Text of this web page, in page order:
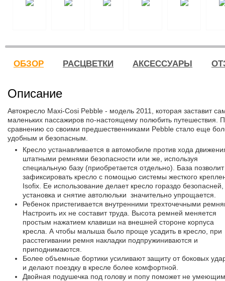
ОБЗОР РАСЦВЕТКИ АКСЕССУАРЫ
Описание
Автокресло Maxi-Cosi Pebble - модель 2011, которая заставит
маленьких пассажиров по-настоящему полюбить путешествия.
сравнению со своими предшественниками Pebble стало еще
удобным и безопасным.
Кресло устанавливается в автомобиле против хода
штатными ремнями безопасности или же, используя
специальную базу (приобретается отдельно). База позволит
зафиксировать кресло с помощью системы жесткого
Isofix. Ее использование делает кресло гораздо
установка и снятие автолюльки значительно упрощается.
Ребенок пристегивается внутренними трехточечными
Настроить их не составит труда. Высота ремней меняется
простым нажатием клавиши на внешней стороне корпуса
кресла. А чтобы малыша было проще усадить в кресло, при
расстегивании ремня накладки подпружиниваются и
приподнимаются.
Более объемные бортики усиливают защиту от боковых
и делают поездку в кресле более комфортной.
Двойная подушечка под голову и попу поможет не умеющим